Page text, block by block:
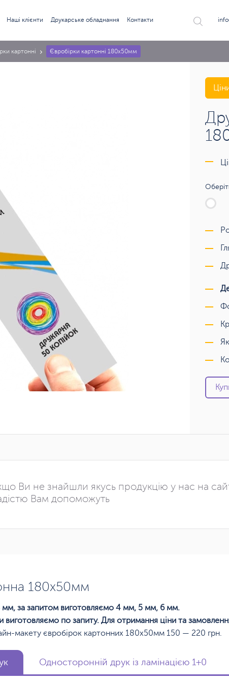
Наші клієнти Друкарське обладнання Контакти
картонні Євробірки картонні 180х50мм
Ви не знайшли якусь продукцію у нас на
Вам допоможуть
180х50мм
мм, за запитом виготовляємо 4 мм, 5 мм, 6 мм.
виготовляємо по запиту. Для отримання ціни та
макету євробірок картонних 180х50мм 150 — 220 грн.
Односторонній друк із ламінацією 1+0